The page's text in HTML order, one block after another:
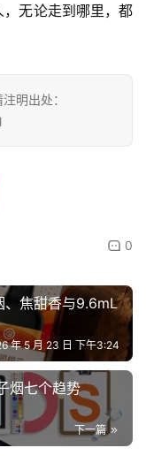
无论走到哪里，都
明出处：
0
、焦甜香与9.6mL
年 5 月 23 日 下午3:24
烟七个趋势
下一篇